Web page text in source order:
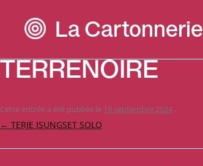
La Cartonnerie
TERRENOIRE
Cette entrée a été publiée le 19 septembre 2024 .
Navigation
← TERJE ISUNGSET SOLO